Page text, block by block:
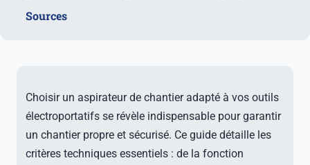
Sources
Choisir un aspirateur de chantier adapté à vos outils
électroportatifs se révèle indispensable pour garantir
un chantier propre et sécurisé. Ce guide détaille les
critères techniques essentiels : de la fonction